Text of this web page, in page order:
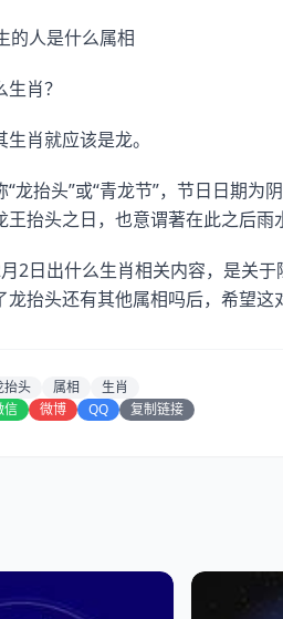
的人是什么属相
肖？
肖就应该是龙。
“龙抬头”或“青龙节”，节日日期
王抬头之日，也意谓著在此之后
2日出什么生肖相关内容，是关
抬头还有其他属相吗后，希望这
抬头 属相 生肖
信 微博 QQ 复制链接